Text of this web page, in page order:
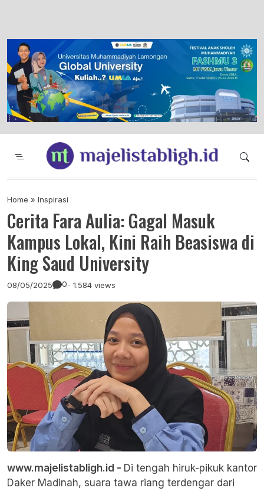
Majelis Tabligh Muhammadiyah
Syiar Dakwah Islam Berkemajuan dan
Home » Inspirasi
Cerita Fara Aulia: Gagal Masuk
Kampus Lokal, Kini Raih Beasiswa di
King Saud University
08/05/2025 0- 1.584 views
www.majelistabligh.id - Di tengah hiruk-pikuk kantor
Daker Madinah, suara tawa riang terdengar dari